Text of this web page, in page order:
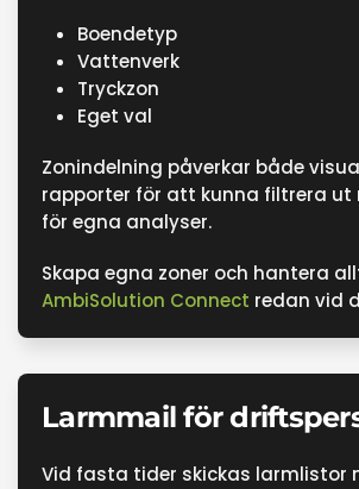
Boendetyp
Vattenverk
Tryckzon
Eget val
Zonindelning påverkar både
rapporter för att kunna filtrera ut
för egna analyser.
Skapa egna zoner och hantera
AmbiSolution Connect redan vid
Larmmail för
Vid fasta tider skickas larmlistor